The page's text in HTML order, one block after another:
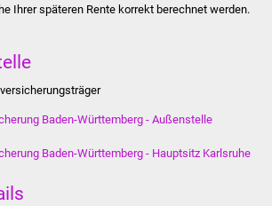
Projekte
Ihrer späteren Rente korrekt berechnet werden.
Baden-Württemberg - Außenstelle
Baden-Württemberg - Hauptsitz Karlsruhe